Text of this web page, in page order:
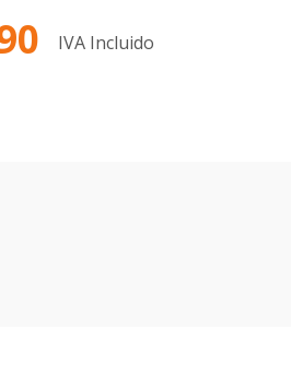
IVA Incluido